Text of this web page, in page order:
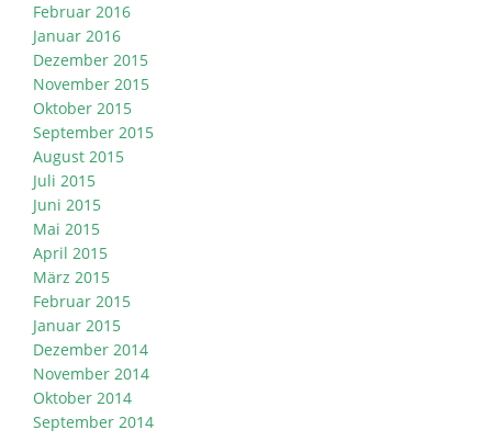
Februar 2016
Januar 2016
Dezember 2015
November 2015
Oktober 2015
September 2015
August 2015
Juli 2015
Juni 2015
Mai 2015
April 2015
März 2015
Februar 2015
Januar 2015
Dezember 2014
November 2014
Oktober 2014
September 2014